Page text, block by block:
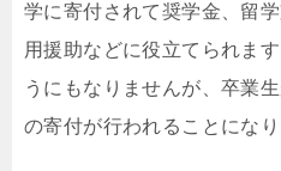
学に寄付されて奨学金、留
用援助などに役立てられま
うにもなりませんが、卒業
の寄付が行われることになり